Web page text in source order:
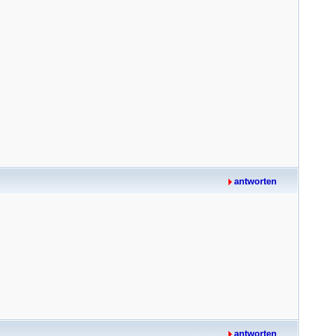
antworten
antworten